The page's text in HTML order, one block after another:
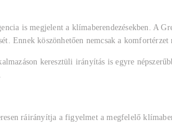
is megjelent a klímaberendezésekben. A
Ennek köszönhetően nemcsak a
keresztüli irányítás is egyre
ráirányítja a figyelmet a megfelelő